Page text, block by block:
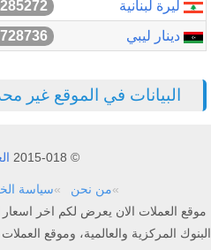
ليرة لبنانية
دينار ليبي
البيانات في الموقع غير
© 2015-018
من نحن سياسة
موقع العملات الان يعرض لكم اخر
البنوك المركزية والعالمية، وموقع